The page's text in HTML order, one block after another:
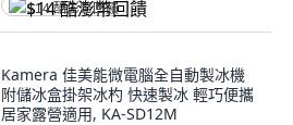
$14 酷澎幣回饋
Kamera 佳美能微電腦全自動製冰機
附儲冰盒掛架冰杓 快速製冰 輕巧便攜
居家露營適用, KA-SD12M